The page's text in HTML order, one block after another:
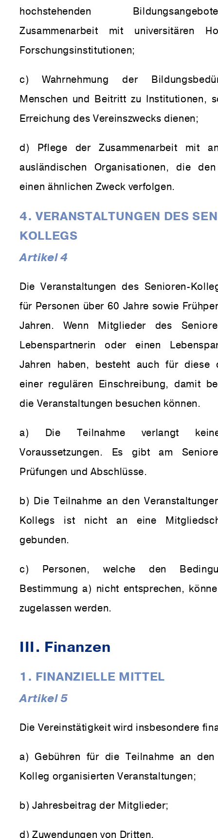
hochstehenden
Zusammenarbeit mit universitären
Forschungsinstitutionen;
c) Wahrnehmung der
Menschen und Beitritt zu Institutionen,
Erreichung des Vereinszwecks dienen;
d) Pflege der Zusammenarbeit mit
ausländischen Organisationen, die
einen ähnlichen Zweck verfolgen.
4. VERANSTALTUNGEN DES
KOLLEGS
Artikel 4
Die Veranstaltungen des Senioren-
für Personen über 60 Jahre sowie
Jahren. Wenn Mitglieder des
Lebenspartnerin oder einen
Jahren haben, besteht auch für diese
einer regulären Einschreibung, damit
die Veranstaltungen besuchen können.
a) Die Teilnahme verlangt
Voraussetzungen. Es gibt am
Prüfungen und Abschlüsse.
b) Die Teilnahme an den
Kollegs ist nicht an eine
gebunden.
c) Personen, welche den
Bestimmung a) nicht entsprechen,
zugelassen werden.
III. Finanzen
1. FINANZIELLE MITTEL
Artikel 5
Die Vereinstätigkeit wird insbesondere
a) Gebühren für die Teilnahme an
Kolleg organisierten Veranstaltungen;
b) Jahresbeitrag der Mitglieder;
d) Zuwendungen von Dritten.